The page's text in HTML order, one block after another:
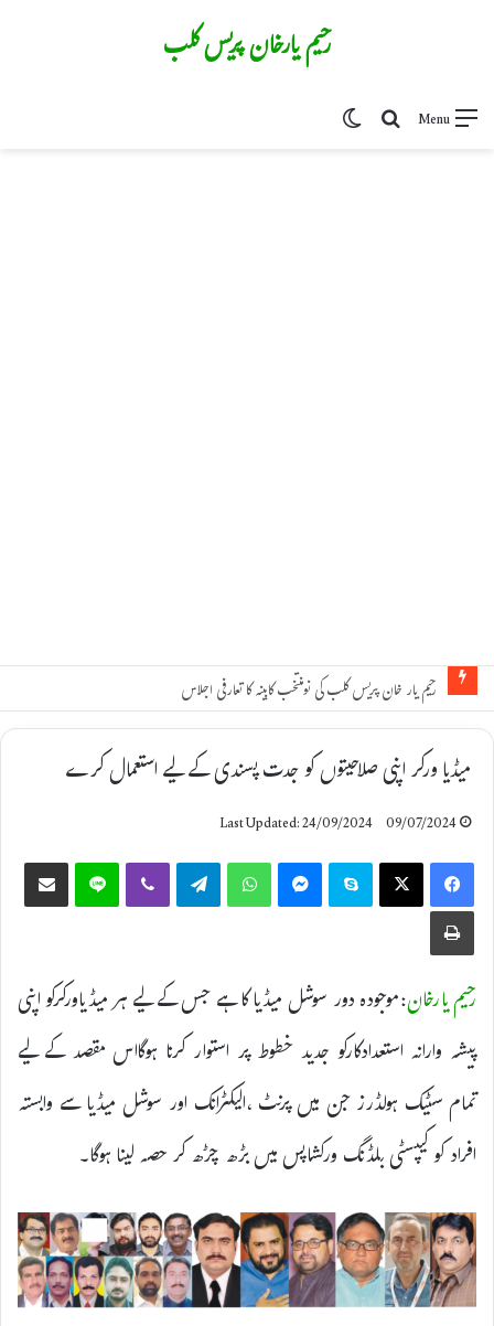
رحیم یارخان پریس کلب
Menu
Search for
رحیم یار خان پریس کلب کی نومنتخب کابینہ کا تعارفی اجلاس
میڈیا ورکر اپنی صلاحیتوں کو جدت پسندی کے لیے استعمال کرے
09/07/2024
Last Updated: 24/09/2024
Facebook
X
Skype
WhatsApp
Telegram
Line
رحیم یارخان:موجودہ دور سوشل میڈیا کا ہے جس کے لیے ہر میڈیاورکرکو اپنی
پیشہ وارانہ استعدادکارکو جدید خطوط پر استوار کرنا ہوگااس مقصد کے لیے
تمام سٹیک ہولڈرز جن میں پرنٹ ،الیکٹرانک اور سوشل میڈیا سے وابستہ
افراد کو کیپسٹی بلڈنگ ورکشاپس میں بڑھ چڑھ کر حصہ لینا ہوگا۔